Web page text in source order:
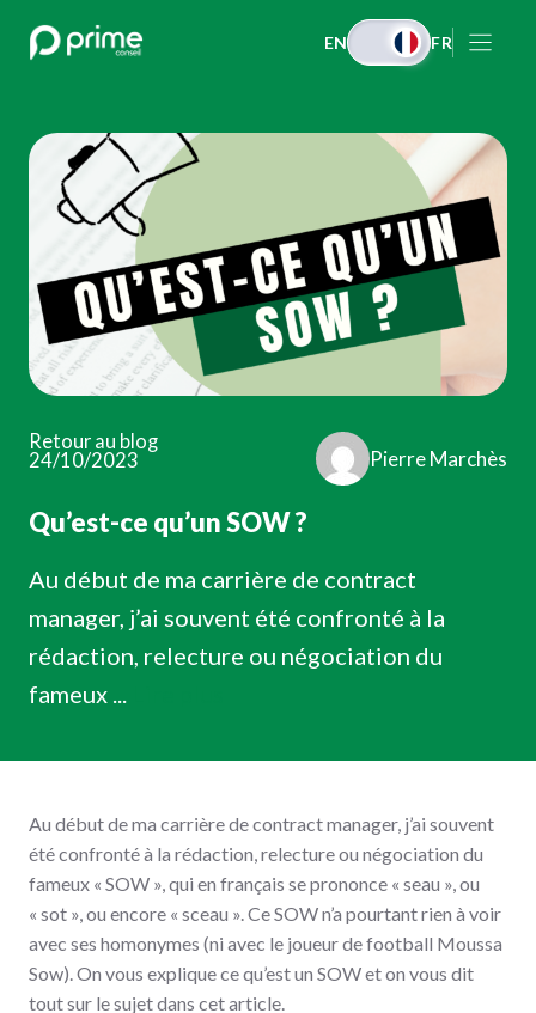
EN FR
Retour au blog
24/10/2023
Pierre Marchès
Qu’est-ce qu’un SOW ?
Au début de ma carrière de contract
manager, j’ai souvent été confronté à la
rédaction, relecture ou négociation du
fameux ...
Au début de ma carrière de contract manager, j’ai souvent
été confronté à la rédaction, relecture ou négociation du
fameux « SOW », qui en français se prononce « seau », ou
« sot », ou encore « sceau ». Ce SOW n’a pourtant rien à voir
avec ses homonymes (ni avec le joueur de football Moussa
Sow). On vous explique ce qu’est un SOW et on vous dit
tout sur le sujet dans cet article.